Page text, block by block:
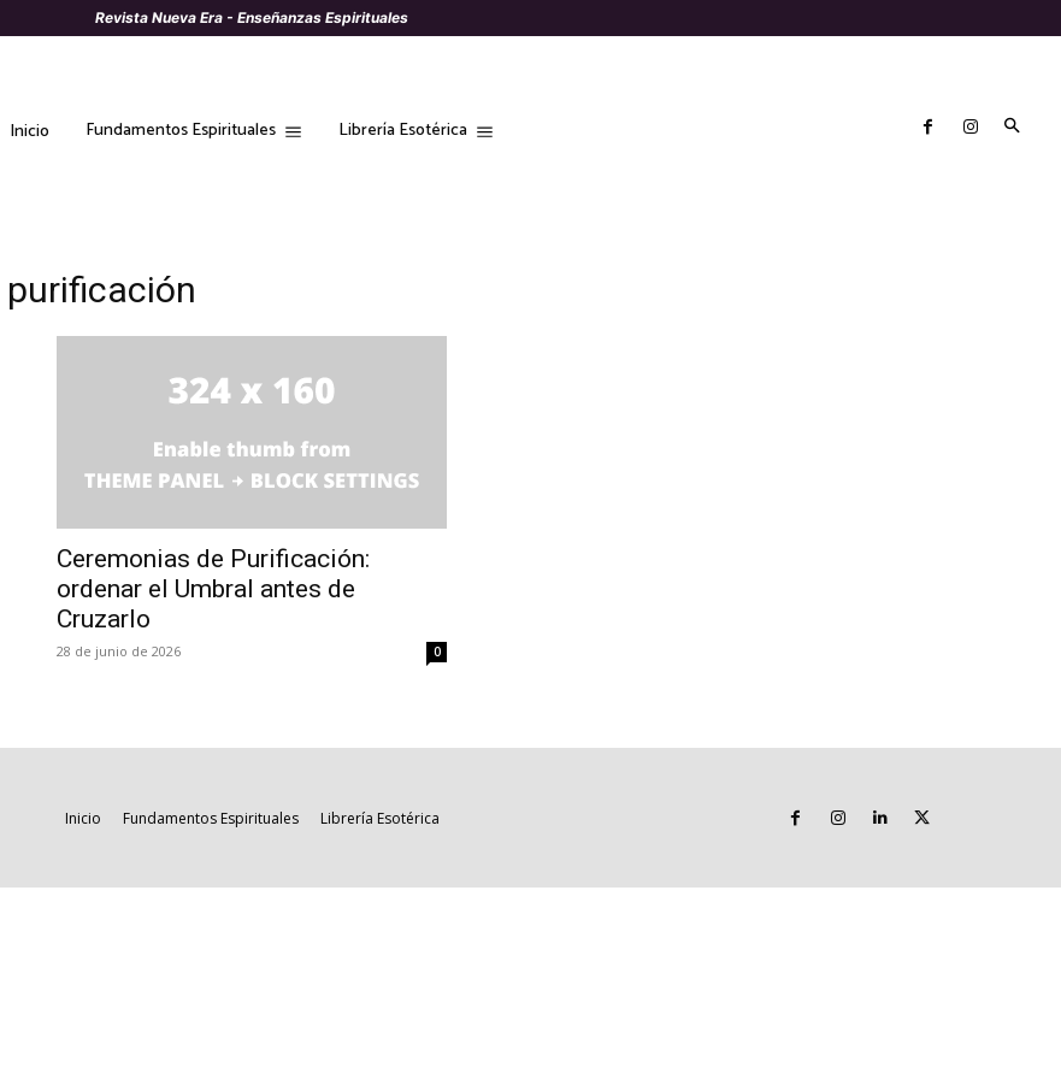
Revista Nueva Era - Enseñanzas Espirituales
Inicio Fundamentos Espirituales Librería Esotérica
Ceremonias de Purificación:
ordenar el Umbral antes de
Cruzarlo
28 de junio de 2026 0
Inicio Fundamentos Espirituales Librería Esotérica